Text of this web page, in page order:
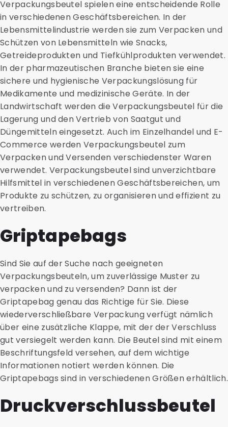
Verpackungsbeutel spielen eine entscheidende Rolle
in verschiedenen Geschäftsbereichen. In der
Lebensmittelindustrie werden sie zum Verpacken und
Schützen von Lebensmitteln wie Snacks,
Getreideprodukten und Tiefkühlprodukten verwendet.
In der pharmazeutischen Branche bieten sie eine
sichere und hygienische Verpackungslösung für
Medikamente und medizinische Geräte. In der
Landwirtschaft werden die Verpackungsbeutel für die
Lagerung und den Vertrieb von Saatgut und
Düngemitteln eingesetzt. Auch im Einzelhandel und E-
Commerce werden Verpackungsbeutel zum
Verpacken und Versenden verschiedenster Waren
verwendet. Verpackungsbeutel sind unverzichtbare
Hilfsmittel in verschiedenen Geschäftsbereichen, um
Produkte zu schützen, zu organisieren und effizient zu
vertreiben.
Griptapebags
Sind Sie auf der Suche nach geeigneten
Verpackungsbeuteln, um zuverlässige Muster zu
verpacken und zu versenden? Dann ist der
Griptapebag genau das Richtige für Sie. Diese
wiederverschließbare Verpackung verfügt nämlich
über eine zusätzliche Klappe, mit der der Verschluss
gut versiegelt werden kann. Die Beutel sind mit einem
Beschriftungsfeld versehen, auf dem wichtige
Informationen notiert werden können. Die
Griptapebags sind in verschiedenen Größen erhältlich.
Druckverschlussbeutel